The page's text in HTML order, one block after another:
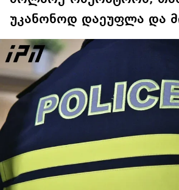
უკანონოდ დაეუფლა და